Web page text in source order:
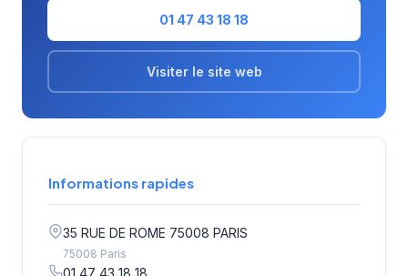
01 47 43 18 18
Visiter le site web
Informations rapides
35 RUE DE ROME 75008 PARIS
75008 Paris
01 47 43 18 18